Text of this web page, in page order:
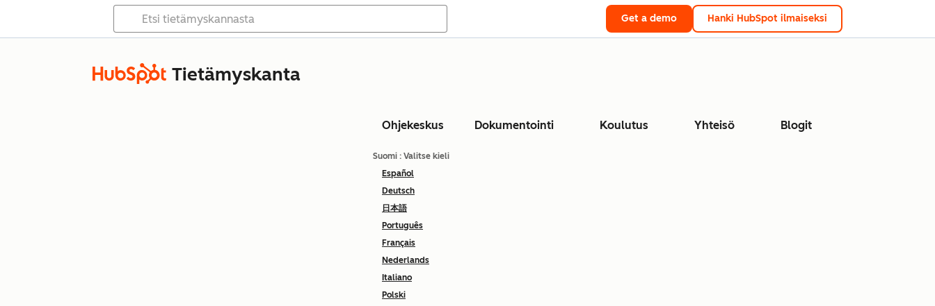
Get a demo Hanki HubSpot ilmaiseksi
Tietämyskanta
Ohjekeskus Dokumentointi Koulutus Yhteisö Blogit
Suomi : Valitse kieli
Español
Deutsch
日本語
Português
Français
Nederlands
Italiano
Polski